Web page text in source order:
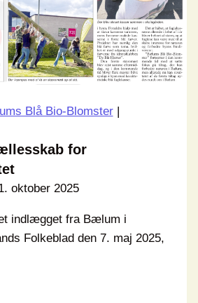
Blå Bio-Blomster|
for
oktober 2025
indlægget fra Bælum i
Folkeblad den 7. maj 2025,